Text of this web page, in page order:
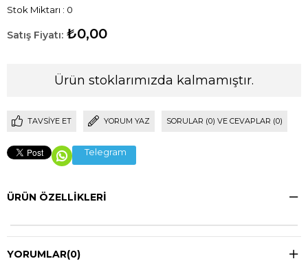
Stok Miktarı : 0
₺0,00
Ürün stoklarımızda kalmamıştır.
TAVSIYE ET YORUM YAZ SORULAR (0) VE CEVAPLAR (0)
Telegram
ÜRÜN ÖZELLIKLERI
YORUMLAR(0)